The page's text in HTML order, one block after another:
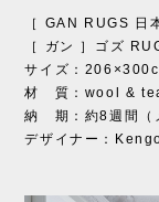
［ GAN RUGS 日
［ ガン ］ゴズ
サイズ：
材 質：wool &
納 期：約8週間（
デザイナー：